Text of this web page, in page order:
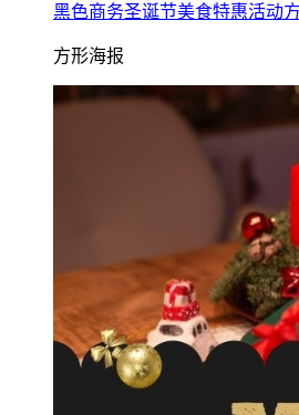
黑色商务圣诞节美食特惠活动
方形海报